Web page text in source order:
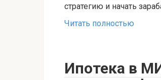
стратегию и начать
Читать полностью
Ипотека в